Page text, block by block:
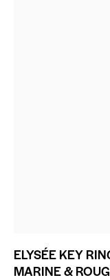
ELYSÉE KEY
MARINE &